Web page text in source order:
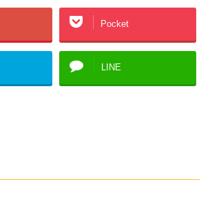
Pocket
LINE